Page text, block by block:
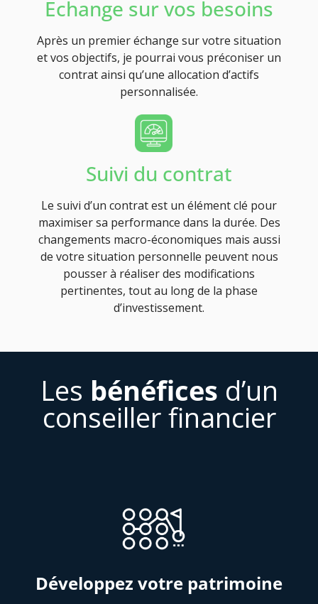
Echange sur vos besoins
Après un premier échange sur votre situation
et vos objectifs, je pourrai vous préconiser un
contrat ainsi qu’une allocation d’actifs
personnalisée.
Suivi du contrat
Le suivi d’un contrat est un élément clé pour
maximiser sa performance dans la durée. Des
changements macro-économiques mais aussi
de votre situation personnelle peuvent nous
pousser à réaliser des modifications
pertinentes, tout au long de la phase
d’investissement.
Les bénéfices d’un
conseiller financier
Développez votre patrimoine